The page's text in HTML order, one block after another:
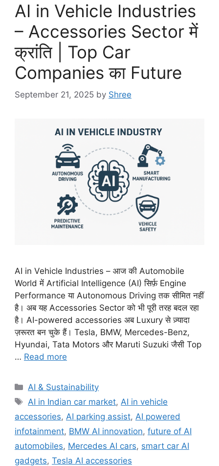
AI in Vehicle Industries
– Accessories Sector में
क्रांति | Top Car
Companies का Future
September 21, 2025 by Shree
AI in Vehicle Industries – आज की Automobile
World में Artificial Intelligence (AI) सिर्फ़ Engine
Performance या Autonomous Driving तक सीमित नहीं
है। अब यह Accessories Sector को भी पूरी तरह बदल रहा
है। AI-powered accessories अब Luxury से ज़्यादा
ज़रूरत बन चुके हैं। Tesla, BMW, Mercedes-Benz,
Hyundai, Tata Motors और Maruti Suzuki जैसी Top
… Read more
Categories
AI & Sustainability
Tags
AI in Indian car market, AI in vehicle
accessories, AI parking assist, AI powered
infotainment, BMW AI innovation, future of AI
automobiles, Mercedes AI cars, smart car AI
gadgets, Tesla AI accessories